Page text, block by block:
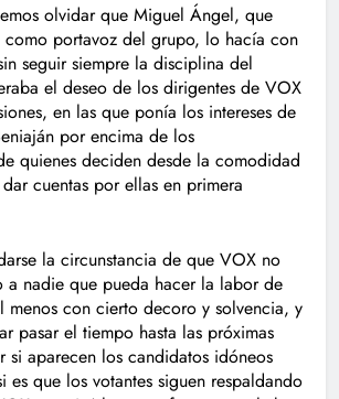
olvidar que Miguel Ángel, que
como portavoz del grupo, lo hacía con
seguir siempre la disciplina del
el deseo de los dirigentes de VOX
en las que ponía los intereses de
por encima de los
quienes deciden desde la comodidad
cuentas por ellas en primera
la circunstancia de que VOX no
a nadie que pueda hacer la labor de
con cierto decoro y solvencia, y
pasar el tiempo hasta las próximas
si aparecen los candidatos idóneos
es que los votantes siguen respaldando